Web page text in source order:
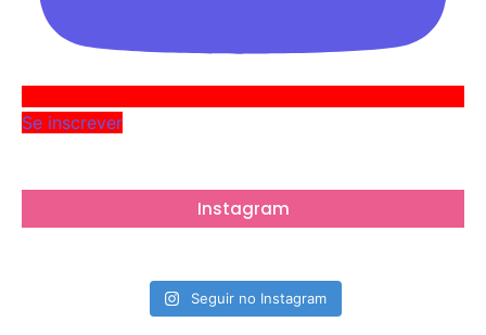
Se inscrever
Instagram
Seguir no Instagram